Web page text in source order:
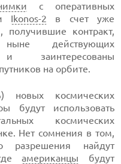
с оперативных
Ikonos-2 в счет уже
получившие контракт,
действующих
заинтересованы
на орбите.
новых космических
будут использовать
космических
Нет сомнения в том,
разрешения найдут
американцы будут